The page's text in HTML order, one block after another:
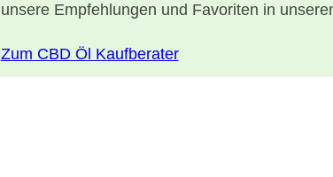
unsere Empfehlungen und Favoriten in
Zum CBD Öl Kaufberater